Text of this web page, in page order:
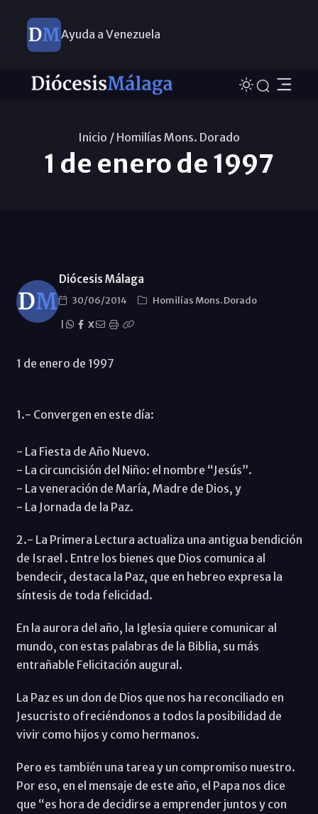
Ayuda a Venezuela
Inicio / Homilías Mons. Dorado
1 de enero de 1997
Diócesis Málaga
30/06/2014
Homilías Mons. Dorado
X
1 de enero de 1997
1.- Convergen en este día:
- La Fiesta de Año Nuevo.
- La circuncisión del Niño: el nombre “Jesús”.
- La veneración de María, Madre de Dios, y
- La Jornada de la Paz.
2.- La Primera Lectura actualiza una antigua bendición
de Israel . Entre los bienes que Dios comunica al
bendecir, destaca la Paz, que en hebreo expresa la
síntesis de toda felicidad.
En la aurora del año, la Iglesia quiere comunicar al
mundo, con estas palabras de la Biblia, su más
entrañable Felicitación augural.
La Paz es un don de Dios que nos ha reconciliado en
Jesucristo ofreciéndonos a todos la posibilidad de
vivir como hijos y como hermanos.
Pero es también una tarea y un compromiso nuestro.
Por eso, en el mensaje de este año, el Papa nos dice
que “es hora de decidirse a emprender juntos y con